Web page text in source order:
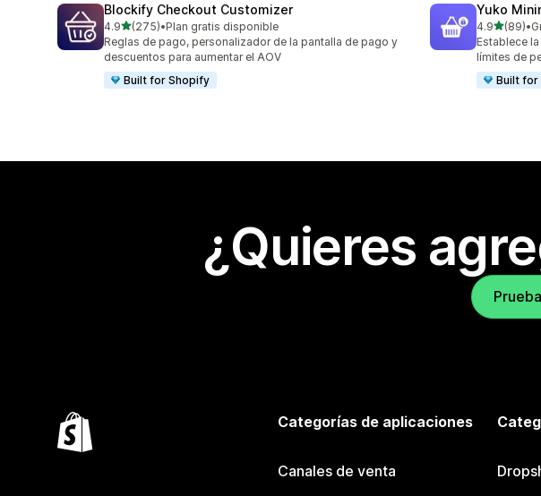
Blockify Checkout Customizer
4.9de 5 estrellas
(275)
275 reseñas en total
•Plan gratis disponible
Reglas de pago, personalizador de la pantalla de pago y
descuentos para aumentar el AOV
Built for Shopify
Yuko
4.9de 5(89)
89 reseñas•
Establece
límites de
Built for
¿Quieres
Categorías de aplicaciones
Canales de venta